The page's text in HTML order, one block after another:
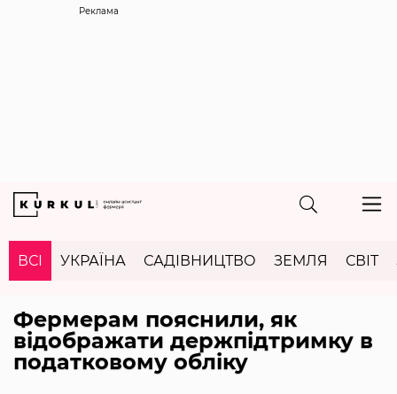
Реклама
ВСІ УКРАЇНА САДІВНИЦТВО ЗЕМЛЯ СВІТ
Фермерам пояснили, як
відображати держпідтримку в
податковому обліку